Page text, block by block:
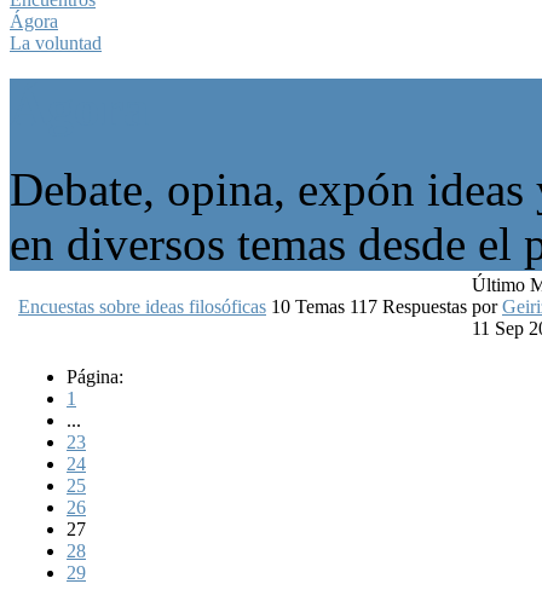
Ágora
La voluntad
Debate, opina, expón
en diversos temas desde
Encuestas sobre ideas filosóficas 10 Temas 117 Respuestas
Último
por
11 Sep
Página:
1
...
23
24
25
26
27
28
29